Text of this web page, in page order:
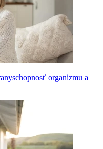
organizmu a